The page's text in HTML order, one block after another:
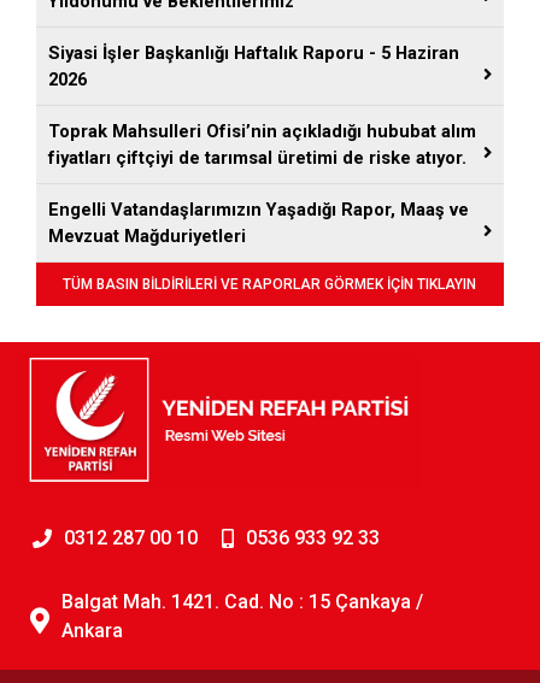
Siyasi İşler Başkanlığı Haftalık Raporu - 5 Haziran
2026
Toprak Mahsulleri Ofisi’nin açıkladığı hububat alım
fiyatları çiftçiyi de tarımsal üretimi de riske atıyor.
Engelli Vatandaşlarımızın Yaşadığı Rapor, Maaş ve
Mevzuat Mağduriyetleri
TÜM BASIN BİLDİRİLERİ VE RAPORLAR GÖRMEK İÇİN TIKLAYIN
0312 287 00 10 0536 933 92 33
Balgat Mah. 1421. Cad. No : 15 Çankaya /
Ankara